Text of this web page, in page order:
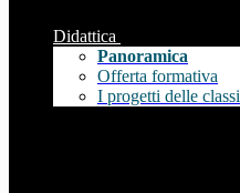
Didattica
Panoramica
Offerta formativa
I progetti delle classi